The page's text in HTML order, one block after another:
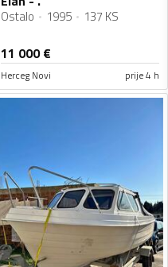
Ostalo 1995 137 KS
11 000€
Herceg Novi prije 4 h